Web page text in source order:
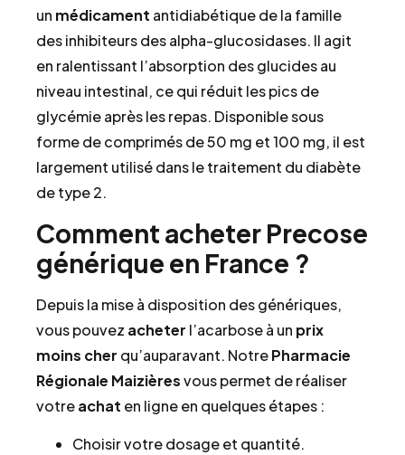
un médicament antidiabétique de la famille
des inhibiteurs des alpha-glucosidases. Il agit
en ralentissant l’absorption des glucides au
niveau intestinal, ce qui réduit les pics de
glycémie après les repas. Disponible sous
forme de comprimés de 50 mg et 100 mg, il est
largement utilisé dans le traitement du diabète
de type 2.
Comment acheter Precose
générique en France ?
Depuis la mise à disposition des génériques,
vous pouvez acheter l’acarbose à un prix
moins cher qu’auparavant. NotrePharmacie
Régionale Maizièresvous permet de réaliser
votreachat en ligne en quelques étapes :
Choisir votre dosage et quantité.